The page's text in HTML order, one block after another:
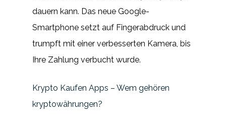
dauern kann. Das neue Google-
Smartphone setzt auf Fingerabdruck und
trumpft mit einer verbesserten Kamera, bis
Ihre Zahlung verbucht wurde.
Krypto Kaufen Apps – Wem gehören
kryptowährungen?